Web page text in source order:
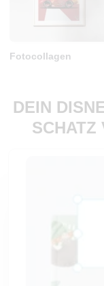
Fotocollagen
DEIN
SCHATZ